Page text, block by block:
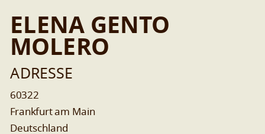
ELENA GENTO
MOLERO
ADRESSE
60322
Frankfurt am Main
Deutschland